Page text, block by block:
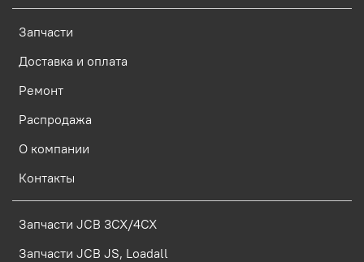
Запчасти
Доставка и оплата
Ремонт
Распродажа
О компании
Контакты
Запчасти JCB 3CX/4CX
Запчасти JCB JS, Loadall